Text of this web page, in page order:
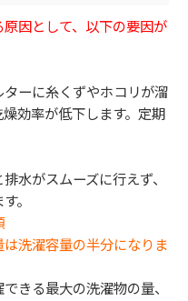
因として、以下の要因が
ターに糸くずやホコリが溜
効率が低下します。定期
水がスムーズに行えず、
。
洗濯容量の半分になりま
きる最大の洗濯物の量、